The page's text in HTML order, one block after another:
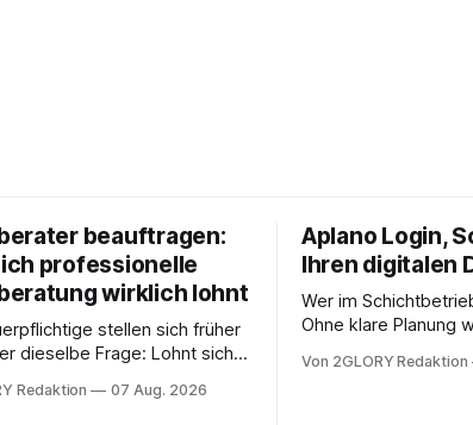
beauftragen:
professionelle
wirklich lohnt
stellen sich früher
dieselbe Frage: Lohnt sich
auch in
Redaktion 07 Aug. 2026
Aplano Login,
Ihren digitalen
Wer im
Ohne klare Planung
zentraler
Von 2GLORY Redaktion